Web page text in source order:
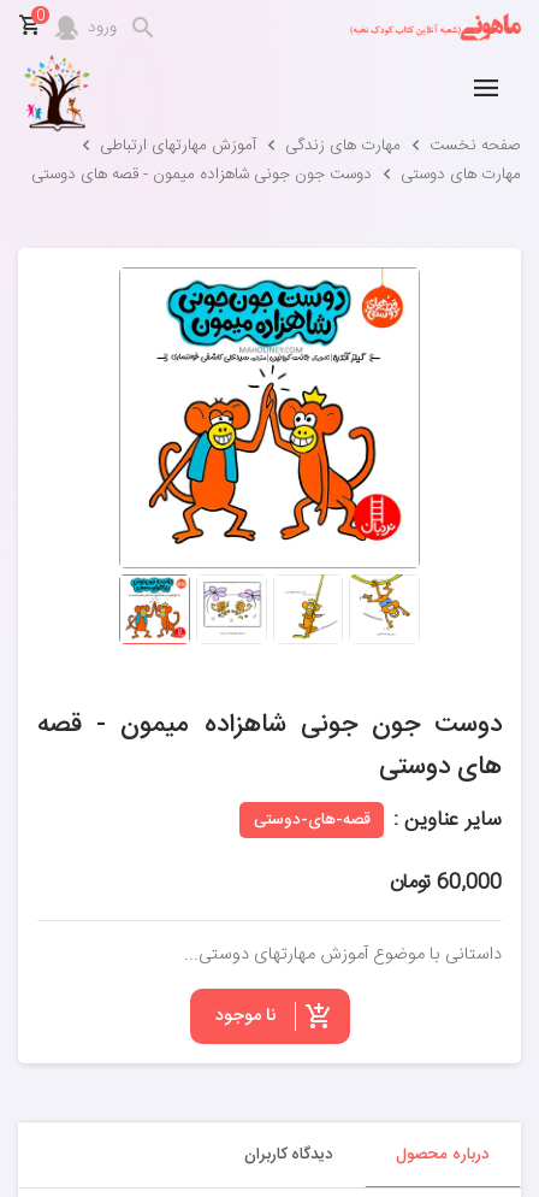
ورود 0
صفحه نخست مهارت های زندگی
آموزش مهارتهای ارتباطی
مهارت های دوستی
دوست جون جونی شاهزاده میمون - قصه های دوستی
دوست جون جونی شاهزاده میمون - قصه
های دوستی
سایر عناوین : قصه-های-دوستی
60,000 تومان
داستانی با موضوع آموزش مهارتهای دوستی...
نا موجود
درباره محصول دیدگاه کاربران